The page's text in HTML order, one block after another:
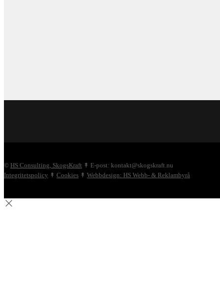
© HS Consulting, SkogsKraft ↟ E-post: kontakt@skogskraft.nu
Integritetspolicy ↟ Cookies ↟ Webbdesign: HS Webb- & Reklambyrå